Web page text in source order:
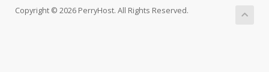
Copyright © 2026 PerryHost. All Rights Reserved.